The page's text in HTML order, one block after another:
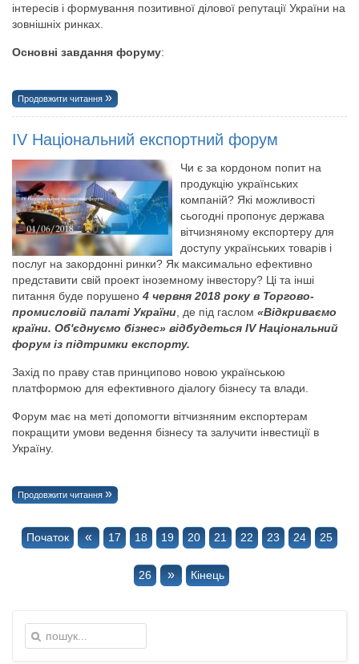
інтересів і формування позитивної ділової репутації України на
зовнішніх ринках.
Основні завдання форуму:
Продовжити читання
IV Національний експортний форум
Чи є за кордоном попит на
продукцію українських
компаній? Які можливості
сьогодні пропонує держава
вітчизняному експортеру для
доступу українських товарів і
послуг на закордонні ринки? Як максимально ефективно
представити свій проект іноземному інвестору? Ці та інші
питання буде порушено 4 червня 2018 року в Торгово-
промисловій палаті України , де під гаслом «Відкриваємо
країни. Об'єднуємо бізнес» відбудеться IV Національний
форум із підтримки експорту.
Захід по праву став принципово новою українською
платформою для ефективного діалогу бізнесу та влади.
Форум має на меті допомогти вітчизняним експортерам
покращити умови ведення бізнесу та залучити інвестиції в
Україну.
Продовжити читання
Початок « 17 18 19 20 21 22 23 24 25
26 » Кінець